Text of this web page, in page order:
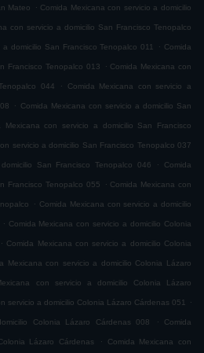
Mateo . Comida Mexicana con servicio a domicilio
con servicio a domicilio San Francisco Tenopalco
domicilio San Francisco Tenopalco 011 . Comida
Francisco Tenopalco 013 . Comida Mexicana con
044 . Comida Mexicana con servicio a
. Comida Mexicana con servicio a domicilio San
Mexicana con servicio a domicilio San Francisco
servicio a domicilio San Francisco Tenopalco 037
San Francisco Tenopalco 046 . Comida
Francisco Tenopalco 055 . Comida Mexicana con
. Comida Mexicana con servicio a domicilio
. Comida Mexicana con servicio a domicilio Colonia
. Comida Mexicana con servicio a domicilio Colonia
Mexicana con servicio a domicilio Colonia Lázaro
con servicio a domicilio Colonia Lázaro
servicio a domicilio Colonia Lázaro Cárdenas 051 .
Colonia Lázaro Cárdenas 008 . Comida
Lázaro Cárdenas . Comida Mexicana con